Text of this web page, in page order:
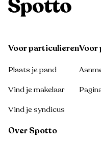
Voor particulieren
Plaats je pand
Vind je makelaar
Vind je syndicus
Voor
Over Spotto